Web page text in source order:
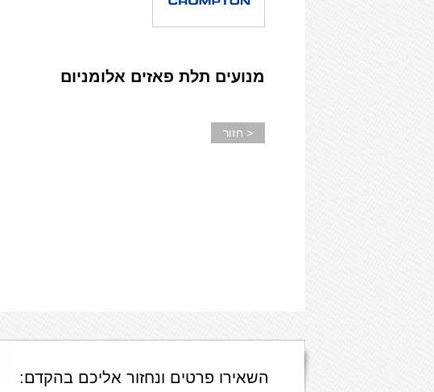
מנועים תלת פאזים אלומניום
< חזור
השאירו פרטים ונחזור אליכם בהקדם: